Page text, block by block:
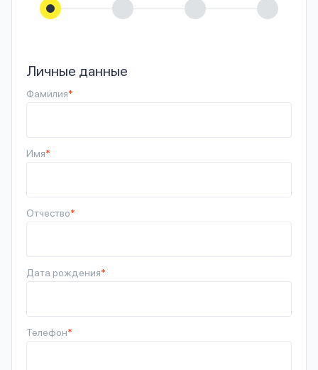
Личные данные
Фамилия*
Имя*
Отчество*
Дата рождения*
Телефон*